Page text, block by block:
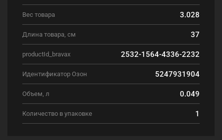
Вес товара 3.028
Длина товара, см 37
productId_bravax 2532-1564-4336-2232
Идентификатор Озон 5247931904
Объем, л 0.049
Количество в упаковке 1